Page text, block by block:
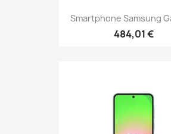
Smartphone Samsung
484,01 €